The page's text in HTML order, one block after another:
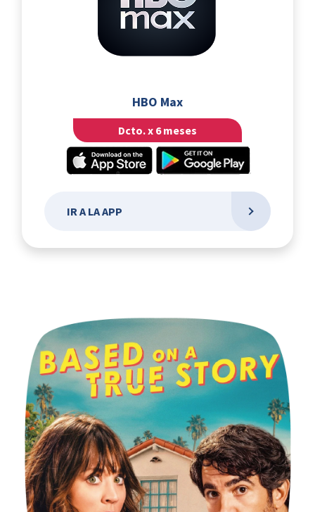
HBO Max
Dcto. x 6 meses
IR A LA APP